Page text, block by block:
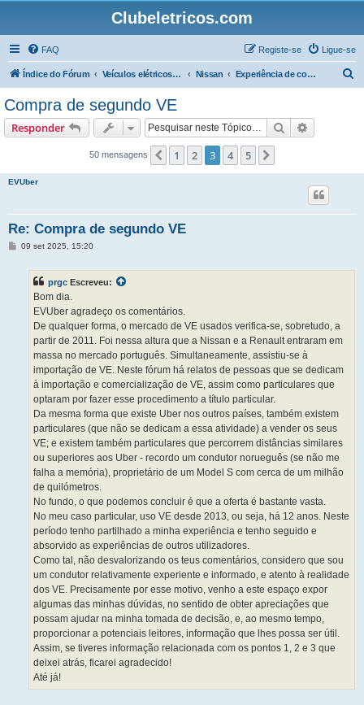
Clubeletricos.com
FAQ Ligue-se
Registe-se
Índice do Fórum Veículos elétricos e híbridos plug-in Nissan Experiência de condução com o Nissan LEAF
Compra de segundo VE
Responder Pesquisar
50 mensagens Anterior
1 2 3 4 5
EVUber
Re: Compra de segundo VE
M09 set 2025, 15:20
prgc Escreveu:
Bom dia.
EVUber agradeço os comentários.
De qualquer forma, o mercado de VE usados verifica-se, sobretudo, a
partir de 2011. Foi nessa altura que a Nissan e a Renault entraram em
massa no mercado português. Simultaneamente, assistiu-se à
importação de VE. Neste fórum há relatos de pessoas que se dedicam
à importação e comercialização de VE, assim como particulares que
optaram por fazer esse procedimento a título particular.
Da mesma forma que existe Uber nos outros países, também existem
particulares (que não se dedicam a essa atividade) a vender os seus
VE; e existem também particulares que percorrem distâncias similares
ou superiores aos Uber - recordo um condutor norueguês (se não me
falha a memória), proprietário de um Model S com cerca de um milhão
de quilómetros.
No fundo, o que podemos concluir é que a oferta é bastante vasta.
No meu caso particular, uso VE desde 2013, ou seja, há 12 anos. Neste
período tenho partilhado a minha experiência e tenho seguido e
absorvido as experiências de outros utilizadores.
Como tal, não desvalorizando os teus comentários, considero que sou
um condutor relativamente experiente e informado, e atento à realidade
dos VE. Precisamente por esse motivo, venho a este espaço expor
algumas das minhas dúvidas, no sentido de obter apreciações que
possam ajudar na minha tomada de decisão, e, ao mesmo tempo,
proporcionar a potenciais leitores, informação que lhes possa ser útil.
Assim, se tiveres informação relacionada com os pontos 1, 2 e 3 que
deixei atrás, ficarei agradecido!
Até já!